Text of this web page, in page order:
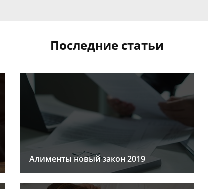
Последние статьи
Алименты новый закон 2019